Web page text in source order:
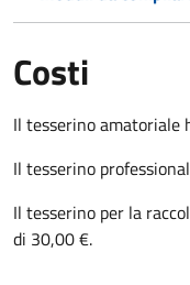
Costi
Il tesserino amatoriale
Il tesserino
Il tesserino per la
di 30,00 €.